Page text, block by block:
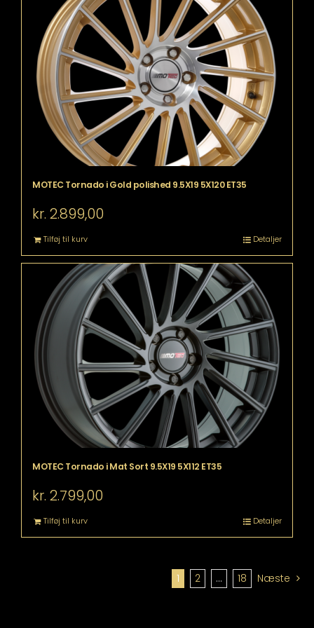
MOTEC Tornado i Gold polished 9.5X19 5X120 ET35
kr. 2.899,00
Tilføj til kurv Detaljer
MOTEC Tornado i Mat Sort 9.5X19 5X112 ET35
kr. 2.799,00
Tilføj til kurv Detaljer
1 2 … 18 Næste